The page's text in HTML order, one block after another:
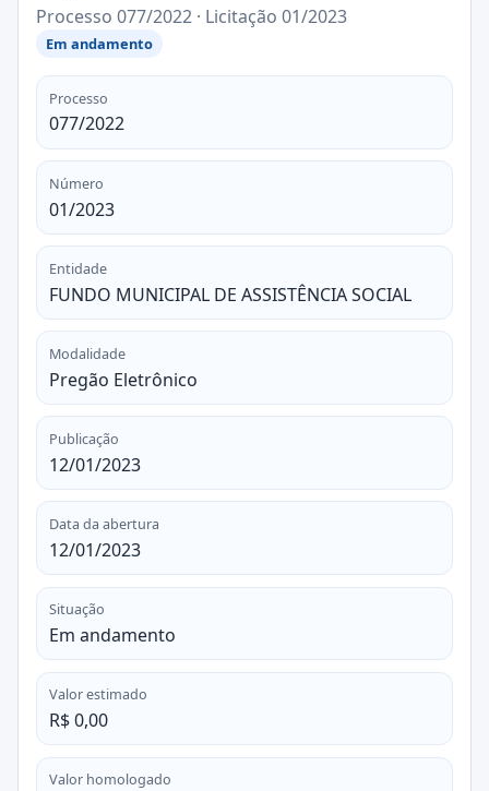
Processo 077/2022 · Licitação 01/2023
Em andamento
Processo
077/2022
Número
01/2023
Entidade
FUNDO MUNICIPAL DE ASSISTÊNCIA SOCIAL
Modalidade
Pregão Eletrônico
Publicação
12/01/2023
Data da abertura
12/01/2023
Situação
Em andamento
Valor estimado
R$ 0,00
Valor homologado